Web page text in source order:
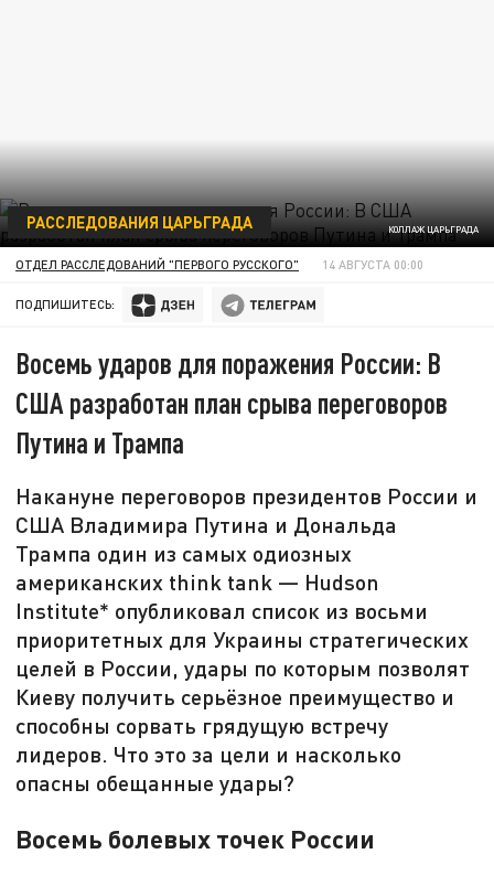
КОЛЛАЖ ЦАРЬГРАДА
РАССЛЕДОВАНИЯ ЦАРЬГРАДА
ОТДЕЛ РАССЛЕДОВАНИЙ "ПЕРВОГО РУССКОГО" 14 АВГУСТА 00:00
ПОДПИШИТЕСЬ:
Восемь ударов для поражения России: В
США разработан план срыва переговоров
Путина и Трампа
Накануне переговоров президентов России и
США Владимира Путина и Дональда
Трампа один из самых одиозных
американских think tank — Hudson
Institute* опубликовал список из восьми
приоритетных для Украины стратегических
целей в России, удары по которым позволят
Киеву получить серьёзное преимущество и
способны сорвать грядущую встречу
лидеров. Что это за цели и насколько
опасны обещанные удары?
Восемь болевых точек России